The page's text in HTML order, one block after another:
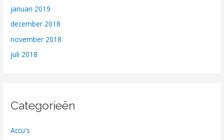
januari 2019
december 2018
november 2018
juli 2018
Categorieën
Accu's